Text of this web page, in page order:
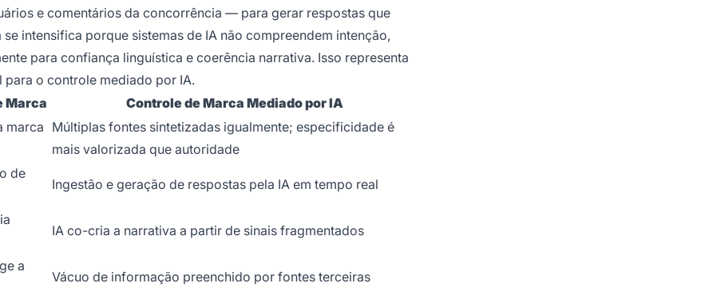
e comentários da concorrência — para gerar respostas que
intensifica porque sistemas de IA não compreendem intenção,
para confiança linguística e coerência narrativa. Isso representa
o controle mediado por IA.
Marca
Controle de Marca Mediado por IA
marca Múltiplas fontes sintetizadas igualmente; especificidade é
mais valorizada que autoridade
de
Ingestão e geração de respostas pela IA em tempo real
IA co-cria a narrativa a partir de sinais fragmentados
a
Vácuo de informação preenchido por fontes terceiras